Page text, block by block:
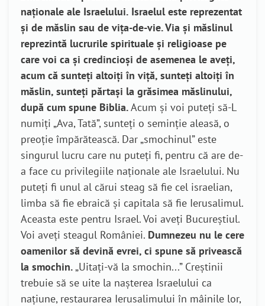
naționale ale Israelului. Israelul este reprezentat
și de măslin sau de vița-de-vie. Via și măslinul
reprezintă lucrurile spirituale și religioase pe
care voi ca și credincioși de asemenea le aveți,
acum că sunteți altoiți în viță, sunteți altoiți în
măslin, sunteți părtași la grăsimea măslinului,
după cum spune Biblia.Acum și voi puteți să-L
numiți „Ava, Tată”, sunteți o seminție aleasă, o
preoție împărătească. Dar „smochinul” este
singurul lucru care nu puteți fi, pentru că are de-
a face cu privilegiile naționale ale Israelului. Nu
puteți fi unul al cărui steag să fie cel israelian,
limba să fie ebraică și capitala să fie Ierusalimul.
Aceasta este pentru Israel. Voi aveți Bucureștiul.
Voi aveți steagul României. Dumnezeu nu le cere
oamenilor să devină evrei, ci spune să privească
la smochin.„Uitați-vă la smochin...” Creștinii
trebuie să se uite la nașterea Israelului ca
națiune, restaurarea Ierusalimului în mâinile lor,